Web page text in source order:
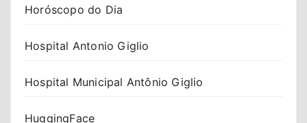
Horóscopo do Dia
Hospital Antonio Giglio
Hospital Municipal Antônio Giglio
HuggingFace